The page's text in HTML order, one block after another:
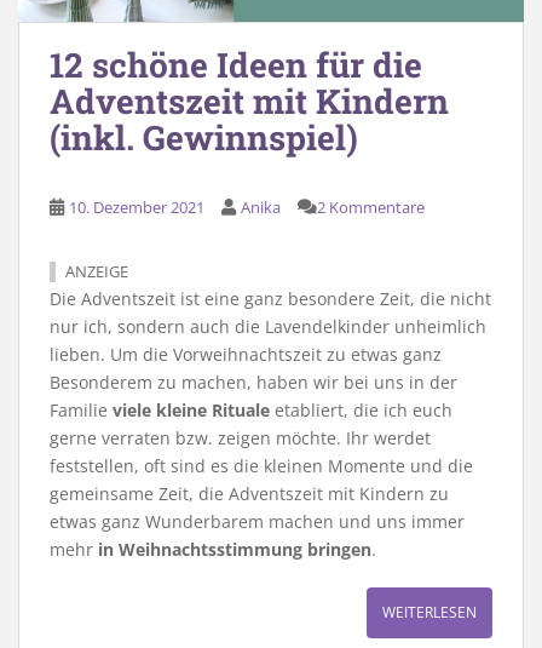
12 schöne Ideen für die
Adventszeit mit Kindern
(inkl. Gewinnspiel)
10. Dezember 2021 Anika 2 Kommentare
ANZEIGE
Die Adventszeit ist eine ganz besondere Zeit, die nicht
nur ich, sondern auch die Lavendelkinder unheimlich
lieben. Um die Vorweihnachtszeit zu etwas ganz
Besonderem zu machen, haben wir bei uns in der
Familie viele kleine Rituale etabliert, die ich euch
gerne verraten bzw. zeigen möchte. Ihr werdet
feststellen, oft sind es die kleinen Momente und die
gemeinsame Zeit, die Adventszeit mit Kindern zu
etwas ganz Wunderbarem machen und uns immer
mehr in Weihnachtsstimmung bringen.
WEITERLESEN